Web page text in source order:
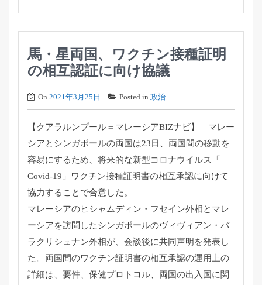
馬・星両国、ワクチン接種証明
の相互認証に向け協議
On 2021年3月25日 Posted in 政治
【クアラルンプール＝マレーシアBIZナビ】 マレー
シアとシンガポールの両国は23日、 両国間の移動を
容易にするため、将来的な新型コロナウイルス「
Covid-19」
ワクチン接種証明書の相互承認に向けて
協力することで合意した。
マレーシアのヒシャムディン・ フセイン外相とマレ
ーシアを訪問したシンガポールのヴィヴィアン ・バ
ラクリシュナン外相が、会談後に共同声明を発表し
た。 両国間のワクチン証明書の相互承認の運用上の
詳細は、要件、 保健プロトコル、 両国の出入国に関